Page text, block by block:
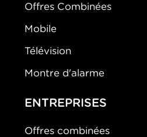
Offres Combinées
Mobile
Télévision
Montre d'alarme
ENTREPRISES
Offres combinées